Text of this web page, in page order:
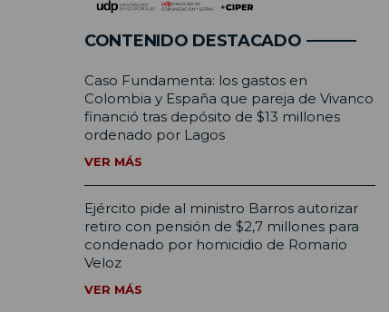
CONTENIDO DESTACADO
Caso Fundamenta: los gastos en
Colombia y España que pareja de Vivanco
financió tras depósito de $13 millones
ordenado por Lagos
VER MÁS
Ejército pide al ministro Barros autorizar
retiro con pensión de $2,7 millones para
condenado por homicidio de Romario
Veloz
VER MÁS